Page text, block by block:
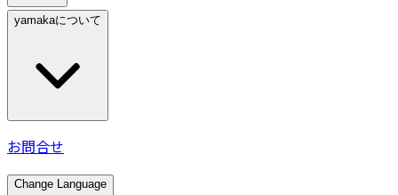
yamakaについて
お問合せ
Change Language